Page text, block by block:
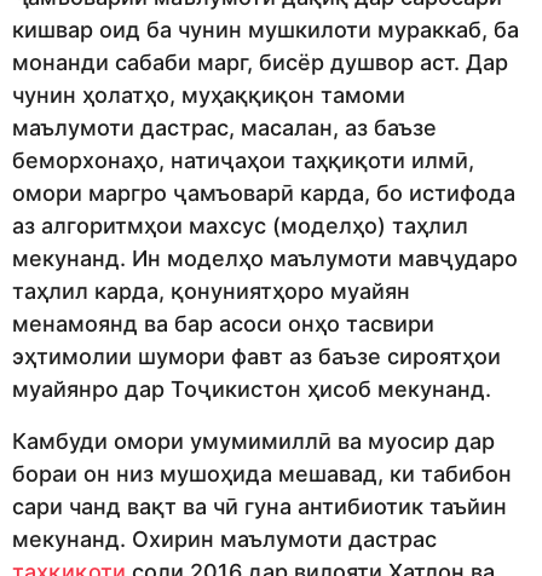
кишвар оид ба чунин мушкилоти мураккаб, ба
монанди сабаби марг, бисёр душвор аст. Дар
чунин ҳолатҳо, муҳаққиқон тамоми
маълумоти дастрас, масалан, аз баъзе
беморхонаҳо, натиҷаҳои таҳқиқоти илмӣ,
омори маргро ҷамъоварӣ карда, бо истифода
аз алгоритмҳои махсус (моделҳо) таҳлил
мекунанд. Ин моделҳо маълумоти мавҷударо
таҳлил карда, қонуниятҳоро муайян
менамоянд ва бар асоси онҳо тасвири
эҳтимолии шумори фавт аз баъзе сироятҳои
муайянро дар Тоҷикистон ҳисоб мекунанд.
Камбуди омори умумимиллӣ ва муосир дар
бораи он низ мушоҳида мешавад, ки табибон
сари чанд вақт ва чӣ гуна антибиотик таъйин
мекунанд. Охирин маълумоти дастрас